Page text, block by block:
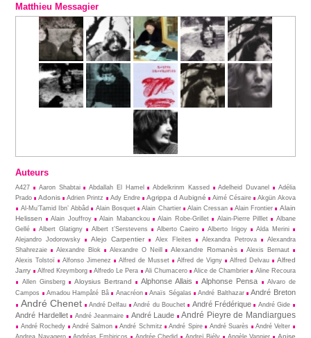
Matthieu Messagier
Auteurs
A427 Aaron Shabtai Abdallah El Hamel Abdelkrinm Kassed Adelheid Duvanel
Adélia
Prado
Adonis Adrien Printz Ady Endre Agrippa d Aubigné Aimé Césaire
Akgün Akova
Al-Mu’Tamid Ibn’ Abbâd
Alain Bosquet Alain Chartier Alain Cressan Alain Frontier
Alain
Helissen
Alain Jouffroy Alain Mabanckou Alain Robe-Grillet Alain-Pierre Pilllet
Albane
Gellé
Albert Glatigny Albert t’Serstevens Alberto Caeiro Alberto Irigoy
Alda Merini
Alejandro Jodorowsky
Alejo Carpentier Alex Fleites Alexandra Petrova
Alexandra
Shahrezaie
Alexandre Blok Alexandre O Neill Alexandre Romanès
Alexis Bernaut
Alexis Tolstoï
Alfonso Jimenez Alfred de Musset Alfred de Vigny Alfred Delvau
Alfred
Jarry
Alfred Kreymborg Alfredo Le Pera Ali Chumacero Alice de Chambrier
Aline Recoura
Allen Ginsberg
Aloysius Bertrand Alphonse Allais Alphonse Pensa
Alvaro de
Campos
Amadou Hampâté Bâ Anacréon Anaïs Ségalas André Balthazar André Breton
André Chenet André Delfau André du Bouchet André Frédérique André Gide
André Hardellet André Jeanmaire André Laude André Pieyre de Mandiargues
André Rochedy André Salmon André Schmitz André Spire André Suarès
André Velter
Andrea Navagero
Andréas Embiricos Andrée Chedid Andreï Biély Angèle Vannier Anise